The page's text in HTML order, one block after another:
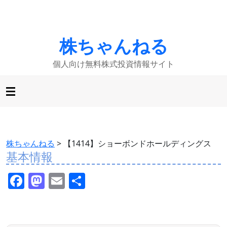
株ちゃんねる
個人向け無料株式投資情報サイト
株ちゃんねる > 【1414】ショーボンドホールディングス
基本情報
F M E